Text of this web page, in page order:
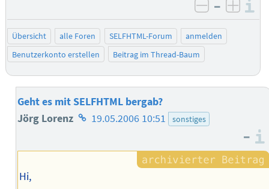
negativ
–
Übersicht alle Foren SELFHTML-Forum
anmelden
Benutzerkonto erstellen
Beitrag im Thread-Baum
Geht es mit SELFHTML bergab?
Jörg Lorenz Homepage
Autors
19.05.2006 10:51 sonstiges
–
Hi,